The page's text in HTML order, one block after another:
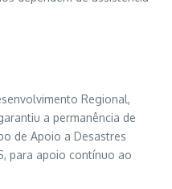
Regional,
a permanência de
de Apoio a Desastres
para apoio contínuo ao